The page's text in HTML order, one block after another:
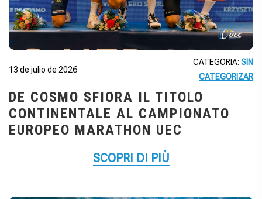
13 de julio de 2026
CATEGORIA: SIN
CATEGORIZAR
DE COSMO SFIORA IL TITOLO
CONTINENTALE AL CAMPIONATO
EUROPEO MARATHON UEC
SCOPRI DI PIÙ